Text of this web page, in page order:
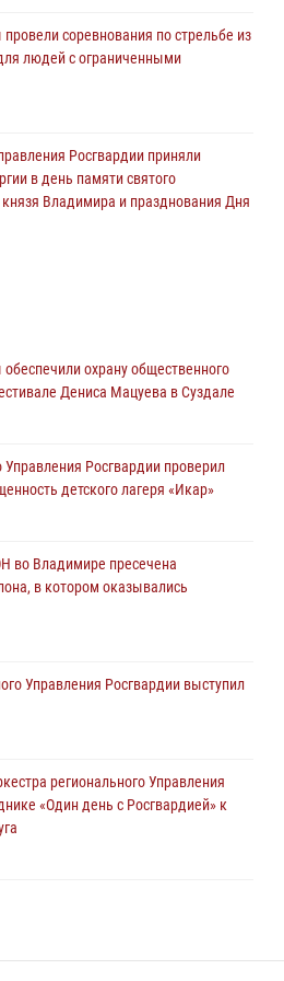
соревнования по стрельбе из
людей с ограниченными
Росгвардии приняли
в день памяти святого
князя Владимира и празднования Дня
профильную Росгвардейскую
охрану общественного
регионального Управления
«Один день с Росгвардией» к
Росгвардии проверил
охрану общественного
Дениса Мацуева в Суздале
Управления Росгвардии проверил
детского лагеря «Икар»
во Владимире пресечена
в котором оказывались
Управления Росгвардии выступил
регионального Управления
«Один день с Росгвардией» к